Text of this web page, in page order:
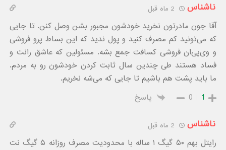
ناشناس
آقا جون مادرتون نخرید خودشون مجبور بشن وصل کنن. تا جایی
که می‌تونید کم مصرف کنید و پول ندید که این بساط پرو فروشی
و وی‌پی‌ان فروشی کسافت جمع بشه. مسئولین که عاشق رانت و
فساد هستند طی چندین سال ثابت کردن خودشون رو به مردم.
ما باید پشت هم باشیم تا جایی که می‌شه نخریم.
1
0 پاسخ
ناشناس
رایتل بهم ۵۰ گیگ ۱ ساله با محدودیت مصرف روزانه ۵ گیگ نت